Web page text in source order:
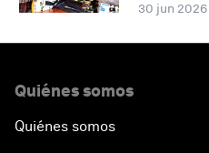
30 jun 2026
Quiénes somos
Quiénes somos